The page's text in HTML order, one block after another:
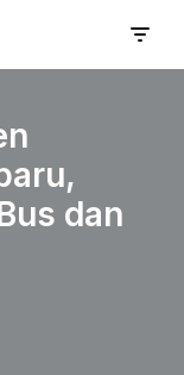
dan